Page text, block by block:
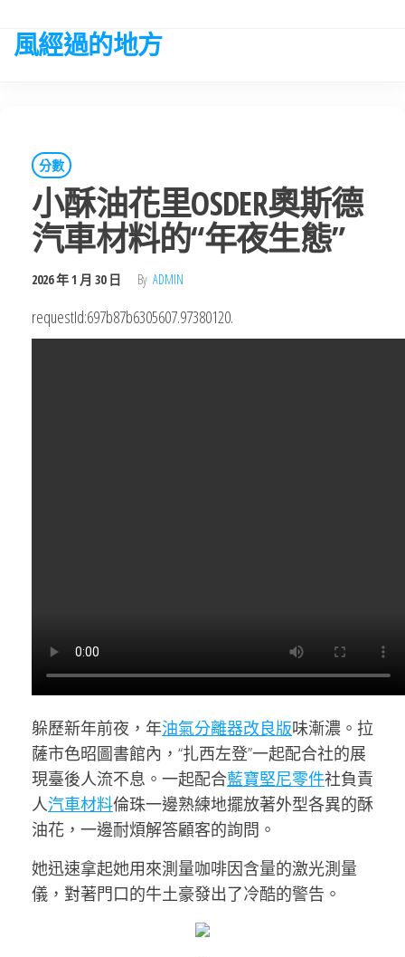
the
風經過的地方
分數
小酥油花里OSDER奧斯德
汽車材料的“年夜生態”
2026 年 1 月 30 日 By ADMIN
requestId:697b87b6305607.97380120.
躲歷新年前夜，年油氣分離器改良版味漸濃。拉
薩市色昭圖書館內，“扎西左登”一起配合社的展
現臺後人流不息。一起配合藍寶堅尼零件社負責
人汽車材料倫珠一邊熟練地擺放著外型各異的酥
油花，一邊耐煩解答顧客的詢問。
她迅速拿起她用來測量咖啡因含量的激光測量
儀，對著門口的牛土豪發出了冷酷的警告。